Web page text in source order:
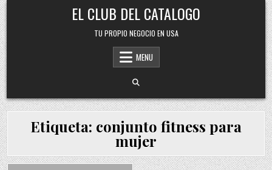
Skip
to
content
EL CLUB DEL CATALOGO
TU PROPIO NEGOCIO EN USA
MENU
Etiqueta: conjunto fitness para
mujer